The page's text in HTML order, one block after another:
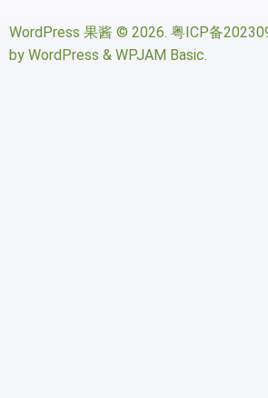
WordPress 果酱 © 2026. 粤ICP备
by WordPress & WPJAM Basic.